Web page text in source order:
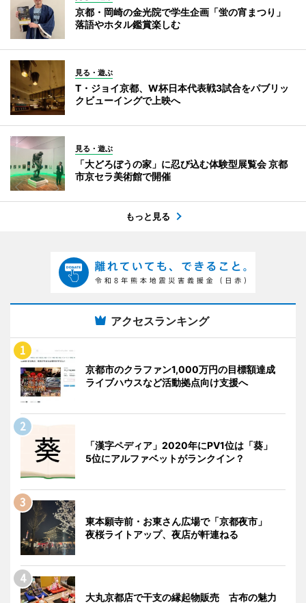
京都・岡崎の金光院で学生企画「蛍の宵まつり」
落語やホタル鑑賞楽しむ
見る・遊ぶ
T・ジョイ京都、W杯日本代表戦3試合をパブリッ
クビューイングで上映へ
見る・遊ぶ
「大どろぼうの家」に忍び込む体験型展覧会 京都
市京セラ美術館で開催
もっと見る
アクセスランキング
京都市のクラファン1,000万円の目標額達成
ライブハウスなど活動拠点向け支援へ
「漢字ペディア」2020年にPV1位は「葵」
5位にアルファベットがランクイン？
東本願寺前・お東さん広場で「京都夜市」
夜桜ライトアップ、夜店が軒連ねる
大丸京都店で干支の縁起物販売 古布の魅力